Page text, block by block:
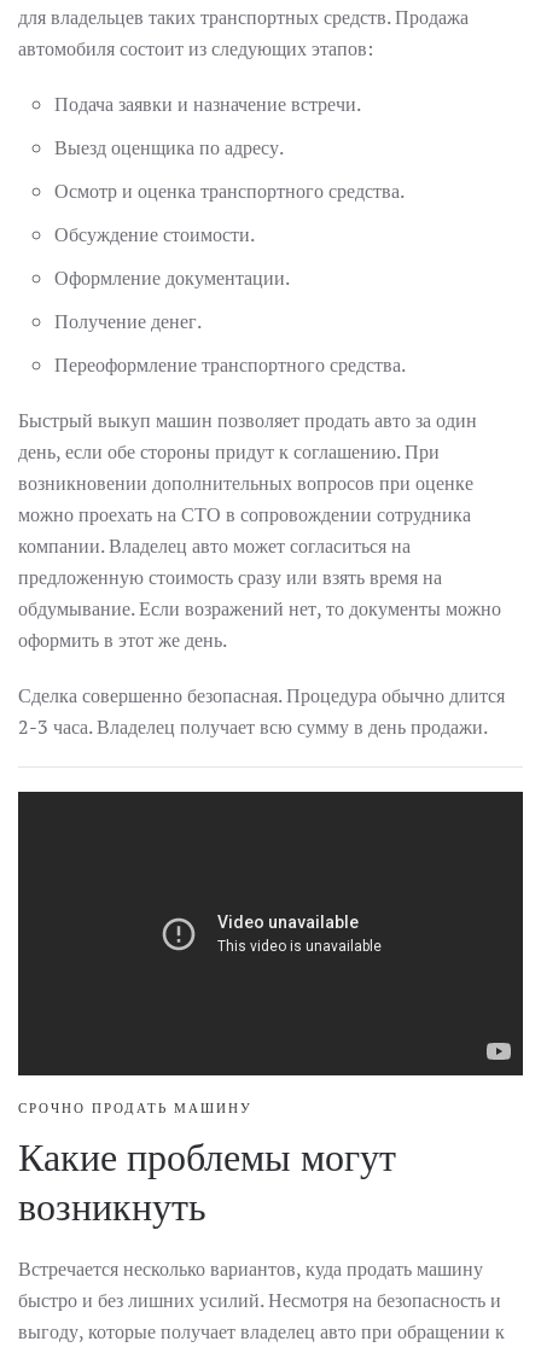
для владельцев таких транспортных средств. Продажа
автомобиля состоит из следующих этапов:
Подача заявки и назначение встречи.
Выезд оценщика по адресу.
Осмотр и оценка транспортного средства.
Обсуждение стоимости.
Оформление документации.
Получение денег.
Переоформление транспортного средства.
Быстрый выкуп машин позволяет продать авто за один
день, если обе стороны придут к соглашению. При
возникновении дополнительных вопросов при оценке
можно проехать на СТО в сопровождении сотрудника
компании. Владелец авто может согласиться на
предложенную стоимость сразу или взять время на
обдумывание. Если возражений нет, то документы можно
оформить в этот же день.
Сделка совершенно безопасная. Процедура обычно длится
2-3 часа. Владелец получает всю сумму в день продажи.
СРОЧНО ПРОДАТЬ МАШИНУ
Какие проблемы могут
возникнуть
Встречается несколько вариантов, куда продать машину
быстро и без лишних усилий. Несмотря на безопасность и
выгоду, которые получает владелец авто при обращении к